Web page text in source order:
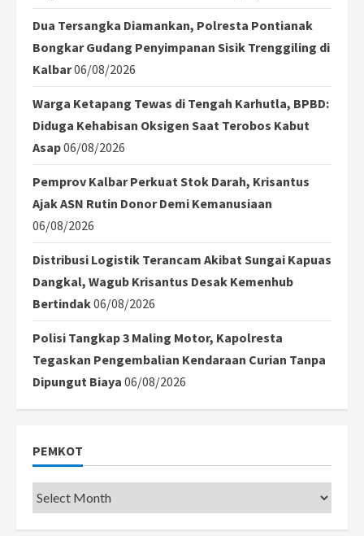
Dua Tersangka Diamankan, Polresta Pontianak
Bongkar Gudang Penyimpanan Sisik Trenggiling di
Kalbar06/08/2026
Warga Ketapang Tewas di Tengah Karhutla, BPBD:
Diduga Kehabisan Oksigen Saat Terobos Kabut
Asap06/08/2026
Pemprov Kalbar Perkuat Stok Darah, Krisantus
Ajak ASN Rutin Donor Demi Kemanusiaan
06/08/2026
Distribusi Logistik Terancam Akibat Sungai Kapuas
Dangkal, Wagub Krisantus Desak Kemenhub
Bertindak06/08/2026
Polisi Tangkap 3 Maling Motor, Kapolresta
Tegaskan Pengembalian Kendaraan Curian Tanpa
Dipungut Biaya 06/08/2026
PEMKOT
Pemkot